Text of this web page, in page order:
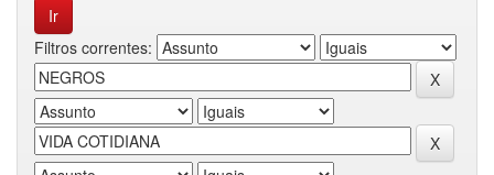
Filtros correntes: